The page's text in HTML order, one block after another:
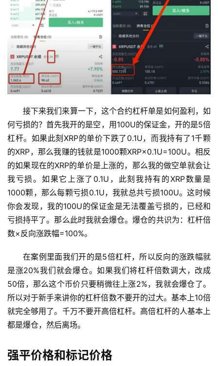
析
圈
常
见
问
题
接下来我们来算一下，这个合约杠杆单是如何盈利，如
何亏损的？首先我开的是空，用100U的保证金，开的是5倍
杠杆。如果此刻XRP的单价下跌了0.1U，而我持有了1千颗
的XRP，那么我赚的钱就是1000颗XRP×0.1U=100U。相反
的如果现在的XRP的单价是上涨的，那么我的做空单就会让
我亏损。如果它上涨了0.1U，此刻我持有的XRP数量是
1000颗，那么每颗亏损0.1U，我就总共亏损100U。这时候
你会发现，我的100U的保证金是无法覆盖亏损的，已经和
亏损持平了。那么此时我就会爆仓。爆仓的共识为：杠杆倍
数×反向涨跌幅=100%。
在案例里面我们开的是5倍杠杆，所以反向的涨跌幅就
是涨20%我们就会爆仓。如果我们将杠杆倍数调大，改成
50倍，那么这个币价只要稍微往上涨2%，我就会爆仓了。
所以对于新手来讲你的杠杆倍数不要开的过大。基本上10倍
就完全够用了。千万不要开高倍杠杆。高倍杠杆的人基本上
都是爆仓，然后离场。
强平价格和标记价格